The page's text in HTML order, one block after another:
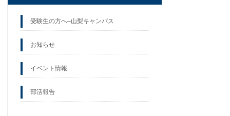
受験生の方へ–山梨キャンパス
お知らせ
イベント情報
部活報告